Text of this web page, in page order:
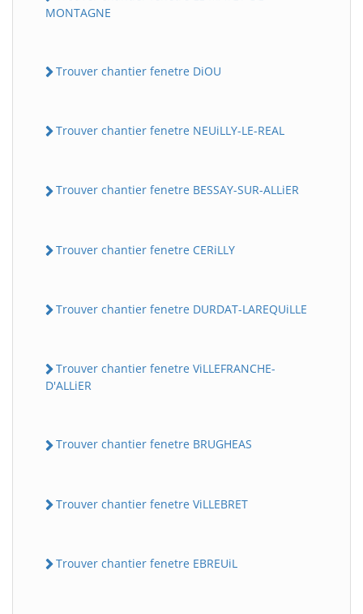
MONTAGNE
Trouver chantier fenetre DiOU
Trouver chantier fenetre NEUiLLY-LE-REAL
Trouver chantier fenetre BESSAY-SUR-ALLiER
Trouver chantier fenetre CERiLLY
Trouver chantier fenetre DURDAT-LAREQUiLLE
Trouver chantier fenetre ViLLEFRANCHE-
D'ALLiER
Trouver chantier fenetre BRUGHEAS
Trouver chantier fenetre ViLLEBRET
Trouver chantier fenetre EBREUiL